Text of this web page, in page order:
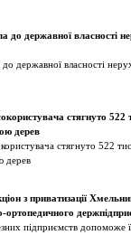
до державної власності
державної власності
стягнуто 522
дерев
стягнуто 522
дерев
з приватизації
ортопедичного
підприємств допоможе